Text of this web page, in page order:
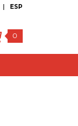
ESP
0